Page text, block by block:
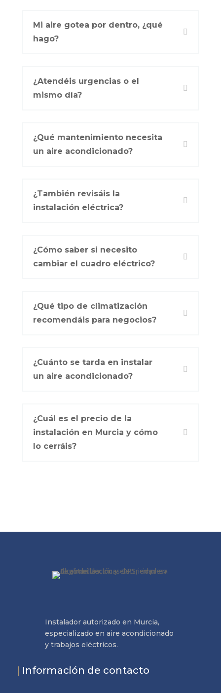
Mi aire gotea por dentro, ¿qué
hago?
¿Atendéis urgencias o el
mismo día?
¿Qué mantenimiento necesita
un aire acondicionado?
¿También revisáis la
instalación eléctrica?
¿Cómo saber si necesito
cambiar el cuadro eléctrico?
¿Qué tipo de climatización
recomendáis para negocios?
¿Cuánto se tarda en instalar
un aire acondicionado?
¿Cuál es el precio de la
instalación en Murcia y cómo
lo cerráis?
Instalador autorizado en Murcia,
especializado en aire acondicionado
y trabajos eléctricos.
| Información de contacto